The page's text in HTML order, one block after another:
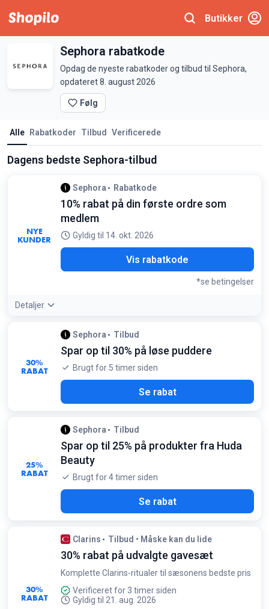
Butikker
Sephora rabatkode
Opdag de nyeste rabatkoder og tilbud til Sephora,
opdateret 8. august 2026
Følg
Alle Rabatkoder Tilbud Verificerede
Dagens bedste Sephora-tilbud
NYE
KUNDER
Sephora Rabatkode
10% rabat på din første ordre som
medlem
Gyldig til 14. okt. 2026
Vis rabatkode
*se betingelser
Detaljer
Betingelser:
Gælder kun for nye medlemmer ved køb for mindst 450 kr
30%
RABAT
Sephora Tilbud
Spar op til 30% på løse puddere
Brugt for 5 timer siden
Se rabat
25%
RABAT
Sephora Tilbud
Spar op til 25% på produkter fra Huda
Beauty
Brugt for 4 timer siden
Se rabat
30%
RABAT
Clarins Tilbud • Måske kan du lide
30% rabat på udvalgte gavesæt
Komplette Clarins-ritualer til sæsonens bedste pris
Verificeret for 3 timer siden
Gyldig til 21. aug. 2026